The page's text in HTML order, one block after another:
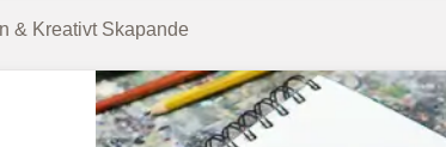
& Kreativt Skapande